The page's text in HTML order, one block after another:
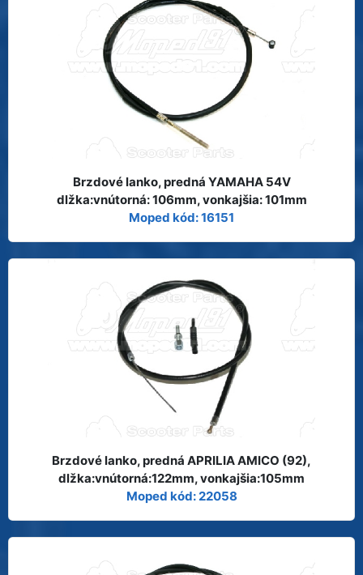
Brzdové lanko, predná YAMAHA 54V
dlžka:vnútorná: 106mm, vonkajšia: 101mm
Moped kód: 16151
Brzdové lanko, predná APRILIA AMICO (92),
dlžka:vnútorná:122mm, vonkajšia:105mm
Moped kód: 22058